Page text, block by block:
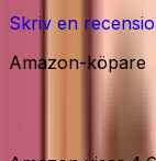
Skriv en
Amazon-köpare
Amazon-